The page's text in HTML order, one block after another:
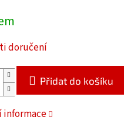
doručení
Přidat do košíku